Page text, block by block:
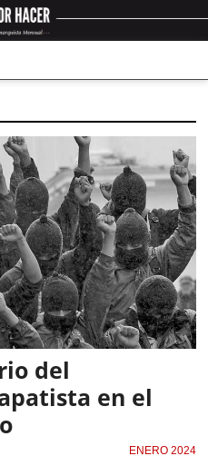
del
en el
ENERO 2024